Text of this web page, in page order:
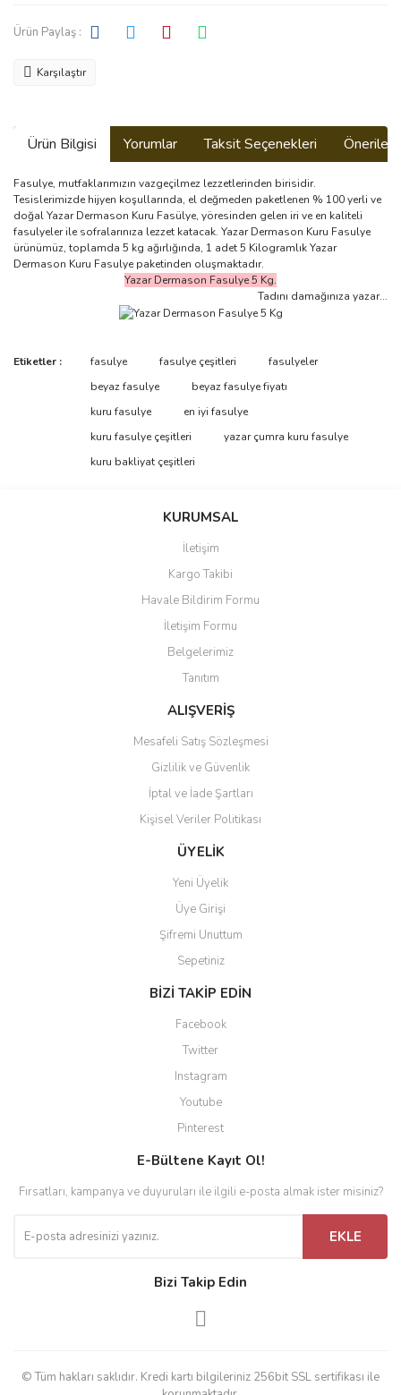
Ürün Paylaş :
Karşılaştır
Ürün Bilgisi Yorumlar Taksit Seçenekleri
Fasulye, mutfaklarımızın vazgeçilmez lezzetlerinden birisidir.
Tesislerimizde hijyen koşullarında, el değmeden paketlenen % 100 yerli ve
doğal Yazar Dermason Kuru Fasülye, yöresinden gelen iri ve en kaliteli
fasulyeler ile sofralarınıza lezzet katacak. Yazar Dermason Kuru Fasulye
ürünümüz, toplamda 5 kg ağırlığında, 1 adet 5 Kilogramlık Yazar
Dermason Kuru Fasulye paketinden oluşmaktadır.
Yazar Dermason Fasulye 5 Kg.
Tadını damağınıza yazar...
Bu ürüne ilk yorumu siz yapın!
Yorum Yaz
Bu ürünün fiyat bilgisi, resim, ürün açıklamalarında ve diğer
tarafımıza iletebilirsiniz.
Görüş ve önerileriniz için teşekkür ederiz.
Ürün resmi kalitesiz, bozuk veya görüntülenemiyor.
Bu ürüne benzer farklı alternatifler olmalı.
Gönder
Etiketler : fasulye fasulye çeşitleri
fasulyeler
beyaz fasulye
beyaz fasulye fiyatı
kuru fasulye
en iyi fasulye
kuru fasulye çeşitleri
yazar çumra kuru fasulye
kuru bakliyat çeşitleri
KURUMSAL
İletişim
Kargo Takibi
Havale Bildirim Formu
İletişim Formu
Belgelerimiz
Tanıtım
ALIŞVERİŞ
Mesafeli Satış Sözleşmesi
Gizlilik ve Güvenlik
İptal ve İade Şartları
Kişisel Veriler Politikası
ÜYELİK
Yeni Üyelik
Üye Girişi
Şifremi Unuttum
Sepetiniz
BİZİ TAKİP EDİN
Facebook
Twitter
Instagram
Youtube
Pinterest
E-Bültene Kayıt Ol!
Fırsatları, kampanya ve duyuruları ile ilgili e-posta almak ister misiniz?
EKLE
Bizi Takip Edin
© Tüm hakları saklıdır. Kredi kartı bilgileriniz 256bit SSL sertifikası ile